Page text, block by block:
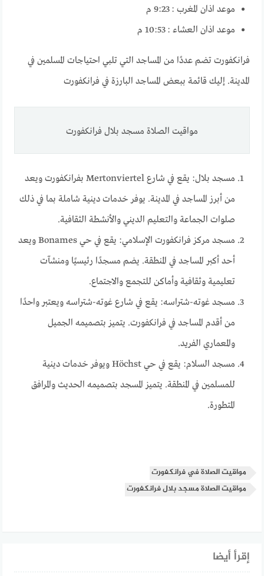
موعد اذان المغرب :9:23 م
موعد اذان العشاء :10:53 م
فرانكفورت تضم عددًا من المساجد التي تلبي احتياجات المسلمين في
المدينة. إليك قائمة ببعض المساجد البارزة في فرانكفورت
مواقيت الصلاة مسجد بلال فرانكفورت
مسجد بلال: يقع في شارع Mertonviertel بفرانكفورت ويعد
من أبرز المساجد في المدينة. يوفر خدمات دينية شاملة بما في ذلك
صلوات الجماعة والتعليم الديني والأنشطة الثقافية.
مسجد مركز فرانكفورت الإسلامي: يقع في حي Bonames ويعد
أحد أكبر المساجد في المنطقة. يضم مسجدًا رئيسيًا ومنشآت
تعليمية وثقافية وأماكن للتجمع والاجتماع.
مسجد غوته-شتراسه: يقع في شارع غوته-شتراسه ويعتبر واحدًا
من أقدم المساجد في فرانكفورت. يتميز بتصميمه الجميل
والمعماري الفريد.
مسجد السلام: يقع في حي Höchst ويوفر خدمات دينية
للمسلمين في المنطقة. يتميز المسجد بتصميمه الحديث والمرافق
المتطورة.
مواقيت الصلاة في فرانكفورت
مواقيت الصلاة مسجد بلال فرانكفورت
إقرأ أيضا